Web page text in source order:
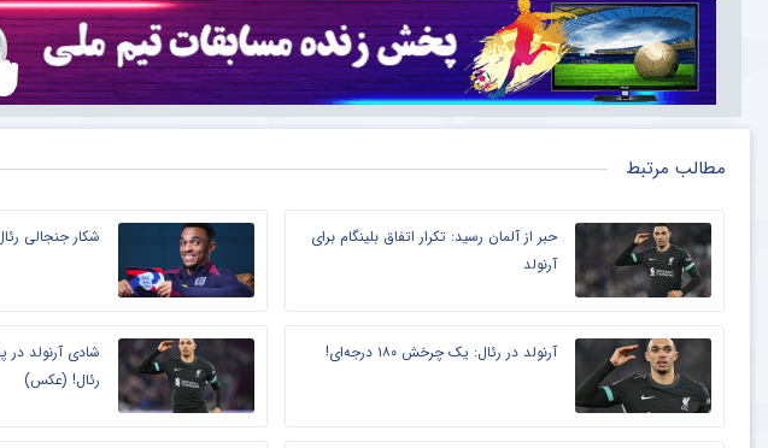
مطالب مرتبط
حبر از آلمان رسید: تکرار اتفاق بلینگام برای
آرنولد
شکار جنجالی
آرنولد در رئال: یک چرخش ۱۸۰ درجه‌ای!
شادی آرنولد در
رئال! (عکس)